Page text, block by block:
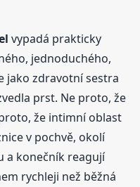
vypadá prakticky
jednoduchého,
jako zdravotní sestra
prst. Ne proto, že
že intimní oblast
v pochvě, okolí
a konečník reagují
rychleji než běžná